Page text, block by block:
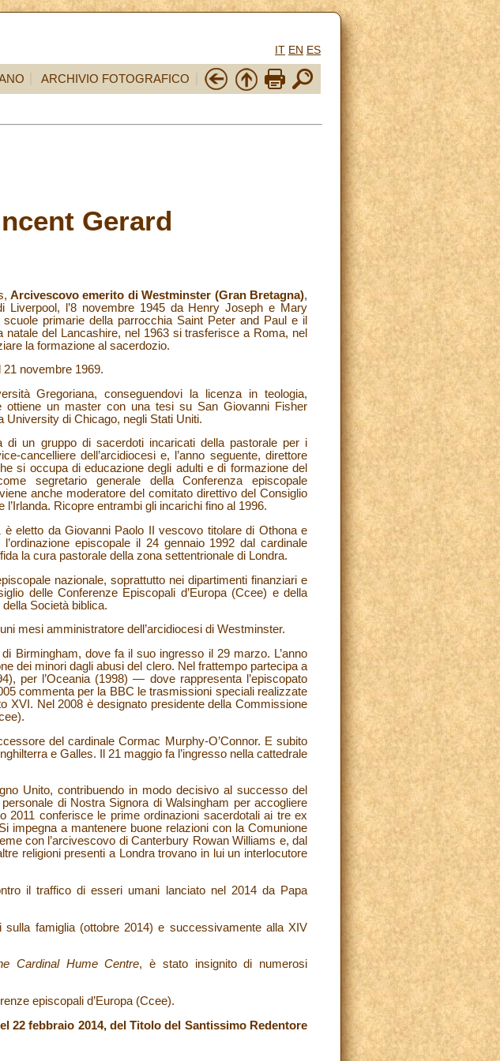
IT EN ES
ARCHIVIO FOTOGRAFICO
Gerard
Arcivescovo emerito di Westminster (Gran Bretagna),
Liverpool, l’8 novembre 1945 da Henry Joseph e Mary
primarie della parrocchia Saint Peter and Paul e il
natale del Lancashire, nel 1963 si trasferisce a Roma, nel
la formazione al sacerdozio.
novembre 1969.
Gregoriana, conseguendovi la licenza in teologia,
ottiene un master con una tesi su San Giovanni Fisher
di Chicago, negli Stati Uniti.
di un gruppo di sacerdoti incaricati della pastorale per i
cancelliere dell’arcidiocesi e, l’anno seguente, direttore
si occupa di educazione degli adulti e di formazione del
segretario generale della Conferenza episcopale
anche moderatore del comitato direttivo del Consiglio
Ricopre entrambi gli incarichi fino al 1996.
eletto da Giovanni Paolo II vescovo titolare di Othona e
episcopale il 24 gennaio 1992 dal cardinale
la cura pastorale della zona settentrionale di Londra.
nazionale, soprattutto nei dipartimenti finanziari e
delle Conferenze Episcopali d’Europa (Ccee) e della
Società biblica.
mesi amministratore dell’arcidiocesi di Westminster.
Birmingham, dove fa il suo ingresso il 29 marzo. L’anno
dei minori dagli abusi del clero. Nel frattempo partecipa a
per l’Oceania (1998) — dove rappresenta l’episcopato
commenta per la BBC le trasmissioni speciali realizzate
XVI. Nel 2008 è designato presidente della Commissione
del cardinale Cormac Murphy-O’Connor. E subito
e Galles. Il 21 maggio fa l’ingresso nella cattedrale
Unito, contribuendo in modo decisivo al successo del
di Nostra Signora di Walsingham per accogliere
2011 conferisce le prime ordinazioni sacerdotali ai tre ex
impegna a mantenere buone relazioni con la Comunione
con l’arcivescovo di Canterbury Rowan Williams e, dal
religioni presenti a Londra trovano in lui un interlocutore
il traffico di esseri umani lanciato nel 2014 da Papa
famiglia (ottobre 2014) e successivamente alla XIV
Cardinal Hume Centre, è stato insignito di numerosi
episcopali d’Europa (Ccee).
22 febbraio 2014, del Titolo del Santissimo Redentore